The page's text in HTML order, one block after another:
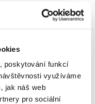
poskytování funkcí
využíváme
jak náš web
pro sociální